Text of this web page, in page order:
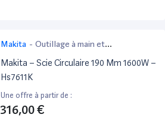
Makita - Outillage à main et
électroportatif
Makita – Scie Circulaire 190 Mm 1600W –
Hs7611K
Une offre à partir de :
316,00 €